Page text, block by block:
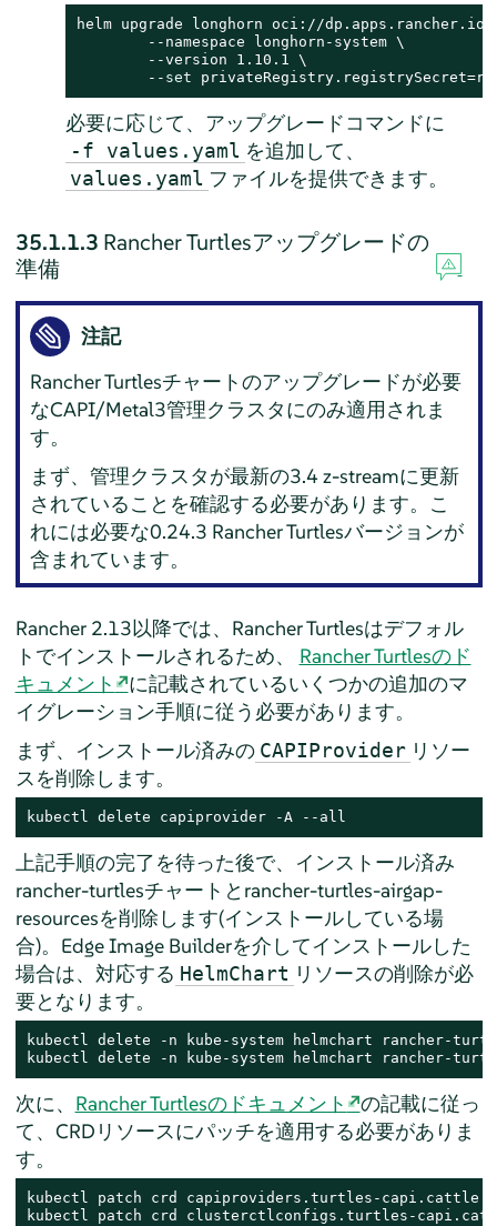
helm upgrade longhorn oci://
	--
set
必要に応じて、アップグレードコマンドに
-f values.yaml を追加して、
values.yaml ファイルを提供できます。
35.1.1.3 Rancher Turtlesアップグレードの
準備
注記
Rancher Turtlesチャートのアップグレードが必要
なCAPI/Metal3管理クラスタにのみ適用されま
す。
まず、管理クラスタが最新の3.4 z-streamに更新
されていることを確認する必要があります。こ
れには必要な0.24.3 Rancher Turtlesバージョンが
含まれています。
Rancher 2.13以降では、Rancher Turtlesはデフォル
トでインストールされるため、 Rancher Turtlesのド
キュメント
に記載されているいくつかの追加のマ
イグレーション手順に従う必要があります。
まず、インストール済みの CAPIProvider リソー
スを削除します。
kubectl delete capiprovider -A --all
上記手順の完了を待った後で、インストール済み
rancher-turtlesチャートとrancher-turtles-airgap-
resourcesを削除します(インストールしている場
合)。Edge Image Builderを介してインストールした
場合は、対応する HelmChart リソースの削除が必
要となります。
kubectl delete -n kube-system helmchart rancher-
kubectl delete -n kube-system helmchart rancher-
次に、 Rancher Turtlesのドキュメント
の記載に従っ
て、CRDリソースにパッチを適用する必要がありま
す。
kubectl patch crd capiproviders.turtles-
kubectl patch crd clusterctlconfigs.turtles-